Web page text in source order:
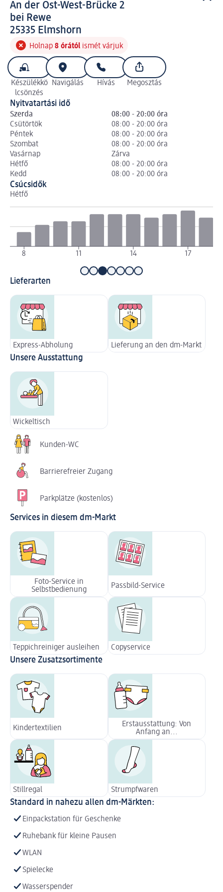
An der Ost-West-Brücke 2
bei Rewe
2 5 3 3 5
25335 Elmshorn
Holnap 8 órától ismét várjuk
Készülékkö
lcsönzés
Navigálás Hívás Megosztás
Nyitvatartási idő
Szerda
08:00 - 20:00 óra
Csütörtök
08:00 - 20:00 óra
Péntek
08:00 - 20:00 óra
Szombat
08:00 - 20:00 óra
Vasárnap
Zárva
Hétfő
08:00 - 20:00 óra
Kedd
08:00 - 20:00 óra
Csúcsidők
Hétfő
8 11 14 17
Lieferarten
Express-Abholung Lieferung an den dm-Markt
Unsere Ausstattung
Wickeltisch
Kunden-WC
Barrierefreier Zugang
Parkplätze (kostenlos)
Services in diesem dm-Markt
Foto-Service in
Selbstbedienung
Passbild-Service
Teppichreiniger ausleihen Copyservice
Unsere Zusatzsortimente
Kindertextilien
Erstausstattung: Von
Anfang an...
Stillregal Strumpfwaren
Standard in nahezu allen dm-Märkten:
Einpackstation für Geschenke
Ruhebank für kleine Pausen
WLAN
Spielecke
Wasserspender